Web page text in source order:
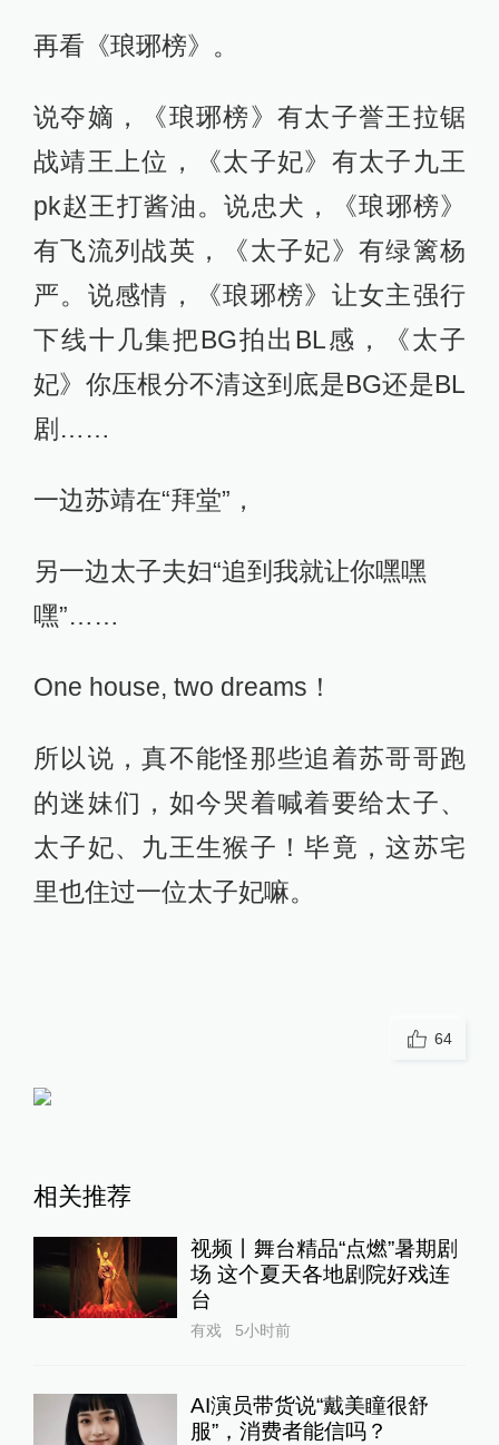
再看《琅琊榜》。
说夺嫡，《琅琊榜》有太子誉王拉锯
战靖王上位，《太子妃》有太子九王
pk赵王打酱油。说忠犬，《琅琊榜》
有飞流列战英，《太子妃》有绿篱杨
严。说感情，《琅琊榜》让女主强行
下线十几集把BG拍出BL感，《太子
妃》你压根分不清这到底是BG还是BL
剧……
一边苏靖在“拜堂”，
另一边太子夫妇“追到我就让你嘿嘿
嘿”……
One house, two dreams！
所以说，真不能怪那些追着苏哥哥跑
的迷妹们，如今哭着喊着要给太子、
太子妃、九王生猴子！毕竟，这苏宅
里也住过一位太子妃嘛。
64
相关推荐
视频丨舞台精品“点燃”暑期剧
场 这个夏天各地剧院好戏连
台
有戏 5小时前
AI演员带货说“戴美瞳很舒
服”，消费者能信吗？